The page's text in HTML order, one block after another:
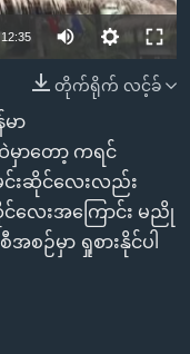
12:35
တိုက်ရိုက် လင့်ခ်
ာ
မှာတော့ ကရင်
းဆိုင်လေးလည်း
လေးအကြောင်း မညို
စဉ်မှာ ရှုစားနိုင်ပါ